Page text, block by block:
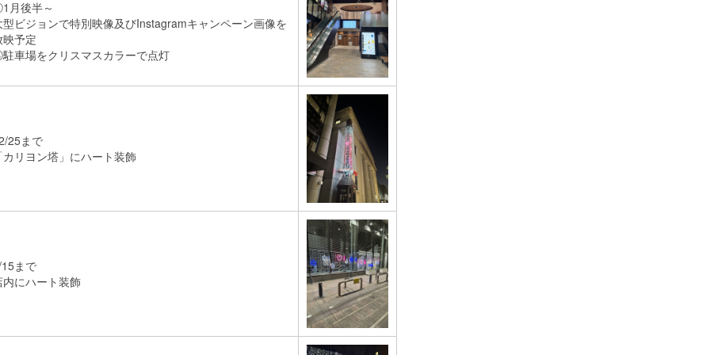
月後半～
型ビジョンで特別映像及びInstagramキャンペーン画像を
映予定
車場をクリスマスカラーで点灯
25まで
カリヨン塔」にハート装飾
まで
内にハート装飾